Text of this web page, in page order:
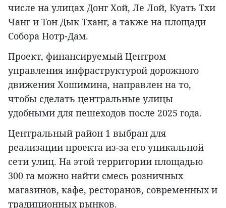
числе на улицах Донг Хой, Ле Лой, Куать Тхи
Чанг и Тон Дык Тханг, а также на площади
Собора Нотр-Дам.
Проект, финансируемый Центром
управления инфраструктурой дорожного
движения Хошимина, направлен на то,
чтобы сделать центральные улицы
удобными для пешеходов после 2025 года.
Центральный район 1 выбран для
реализации проекта из-за его уникальной
сети улиц. На этой территории площадью
300 га можно найти смесь розничных
магазинов, кафе, ресторанов, современных и
традиционных рынков.